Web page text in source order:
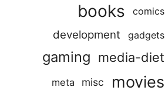
books comics
development gadgets
gaming media-diet
meta misc movies